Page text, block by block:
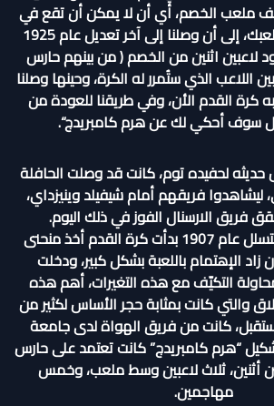
ملعب الخصم، أي أن لا يمكن أن تقع في
التسلل في نصف ملعبك، إلى أن وصلنا إلى آخر تعديل عام 1925
لاعبين اثنين من الخصم ( من بينهم حارس
اللاعب الذي ستُمرر له الكرة، وحينها وصلنا
كرة القدم الأن، وفي طريقنا للعودة من
سوف أحكي لك عن هرم كامبريدج“.
حديثه لحفيده توم، كانت قد وصلت الحافلة
ليشاهدوا فريقهم أمام شيفيلد وينيزداي،
فريق الارسنال الفوز في ذلك اليوم.
بعد تعديل قانون التسلل عام 1907 بدأت كرة القدم أخذ منحنى
زاد الإهتمام باللعبة بشكل كبير، ودخلت
التكيّف مع هذه التغيرات، أهم هذه
والتي كانت بمثابة حجر الأساس لكثير من
كانت من فريق الهواة لدى جامعة
“هرم كامبريدج” كانت تعتمد على حارس
أثنين، ثلاث لاعبين وسط ملعب، وخمس
مهاجمين.